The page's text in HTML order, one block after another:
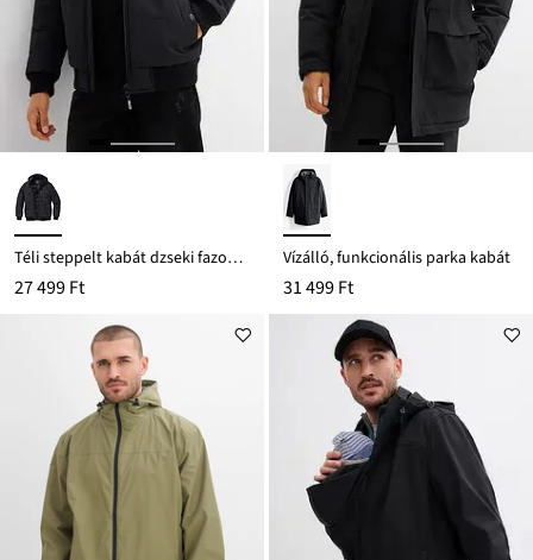
Téli steppelt kabát dzseki fazonban, kapucnival
27 499 Ft
Vízálló, funkcionális parka kabát
31 499 Ft